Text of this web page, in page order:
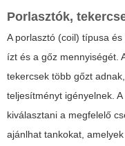
Porlasztók,
A porlasztó (coil) típusa
ízt és a gőz mennyiségét.
tekercsek több gőzt
teljesítményt igényelnek.
kiválasztani a megfelelő
ajánlhat tankokat,